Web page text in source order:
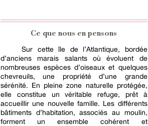
Ce que nous en pensons
Sur cette île de l’Atlantique, bordée
d’anciens marais salants où évoluent de
nombreuses espèces d’oiseaux et quelques
chevreuils, une propriété d’une grande
sérénité. En pleine zone naturelle protégée,
elle constitue un véritable refuge, prêt à
accueillir une nouvelle famille. Les différents
bâtiments d’habitation, associés au moulin,
forment un ensemble cohérent et